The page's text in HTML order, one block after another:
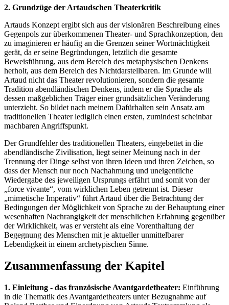
2. Grundzüge der Artaudschen Theaterkritik
Artauds Konzept ergibt sich aus der visionären Beschreibung eines
Gegenpols zur überkommenen Theater- und Sprachkonzeption, den
zu imaginieren er häufig an die Grenzen seiner Wortmächtigkeit
gerät, da er seine Begründungen, letztlich die gesamte
Beweisführung, aus dem Bereich des metaphysischen Denkens
herholt, aus dem Bereich des Nichtdarstellbaren. Im Grunde will
Artaud nicht das Theater revolutionieren, sondern die gesamte
Tradition abendländischen Denkens, indem er die Sprache als
dessen maßgeblichen Träger einer grundsätzlichen Veränderung
unterzieht. So bildet nach meinem Dafürhalten sein Ansatz am
traditionellen Theater lediglich einen ersten, zumindest scheinbar
machbaren Angriffspunkt.
Der Grundfehler des traditionellen Theaters, eingebettet in die
abendländische Zivilisation, liegt seiner Meinung nach in der
Trennung der Dinge selbst von ihren Ideen und ihren Zeichen, so
dass der Mensch nur noch Nachahmung und uneigentliche
Wiedergabe des jeweiligen Ursprungs erfährt und somit von der
„force vivante“, vom wirklichen Leben getrennt ist. Dieser
„mimetische Imperativ“ führt Artaud über die Betrachtung der
Bedingungen der Möglichkeit von Sprache zu der Behauptung einer
wesenhaften Nachrangigkeit der menschlichen Erfahrung gegenüber
der Wirklichkeit, was er versteht als eine Vorenthaltung der
Begegnung des Menschen mit je aktueller unmittelbarer
Lebendigkeit in einem archetypischen Sinne.
Zusammenfassung der Kapitel
1. Einleitung - das französische Avantgardetheater: Einführung
in die Thematik des Avantgardetheaters unter Bezugnahme auf